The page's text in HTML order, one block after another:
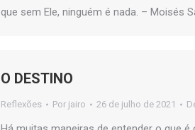
que sem Ele, ninguém é nada. – Moisés
O DESTINO
Reflexões Por jairo 26 de julho de 2021